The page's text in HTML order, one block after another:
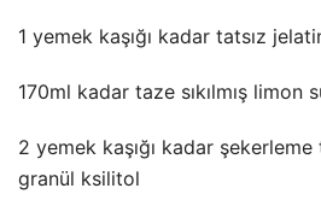
1 yemek kaşığı kadar tatsız
170ml kadar taze sıkılmış limon
2 yemek kaşığı kadar
granül ksilitol